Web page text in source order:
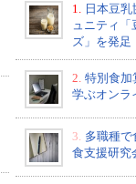
1.
日本豆乳
ュニティ
ズ」を発足
2. 特別食加
学ぶオンラ
3. 多職種で
食支援研究